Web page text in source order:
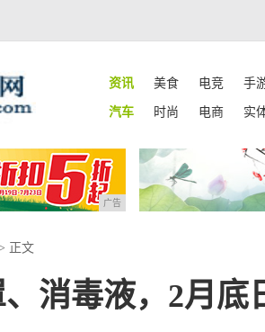
资讯 美食 电竞 手
汽车
时尚 电商 实
广告
正文
消毒液，2月底